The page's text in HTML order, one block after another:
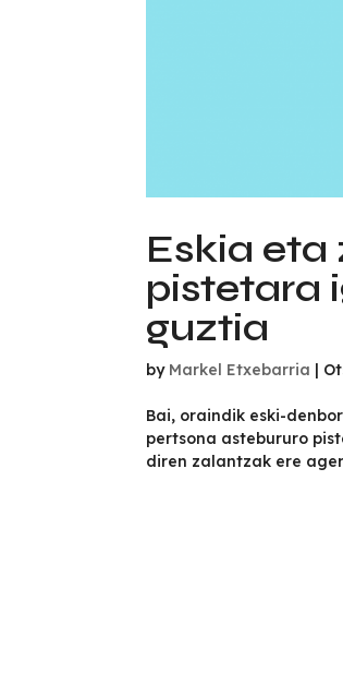
Eskia eta
pistetara
guztia
by Markel Etxebarria |
Bai, oraindik eski-
pertsona astebururo
diren zalantzak ere